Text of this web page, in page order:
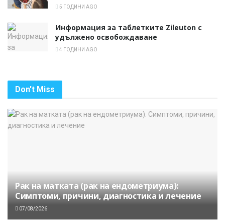
5 ГОДИНИ AGO
Информация за таблетките Zileuton с
удължено освобождаване
4 ГОДИНИ AGO
Don't Miss
Рак на матката (рак на ендометриума):
Симптоми, причини, диагностика и лечение
07/08/2026